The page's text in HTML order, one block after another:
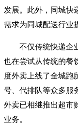
发展。此外，同城快
需求为同城配送行业
不仅传统快递企业
也在尝试从传统的餐
度外卖上线了全城跑
号、代排队等众多服
外卖已相继推出超市
业务。